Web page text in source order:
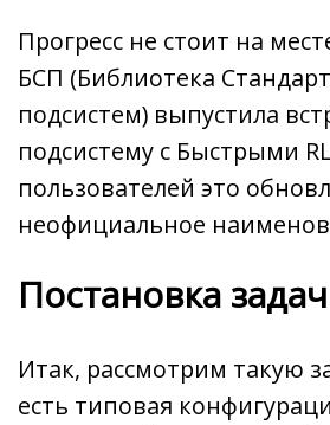
Прогресс не стоит на
БСП (Библиотека
подсистем) выпустила
подсистему с Быстрыми
пользователей это
неофициальное
Постановка
Итак, рассмотрим такую
есть типовая